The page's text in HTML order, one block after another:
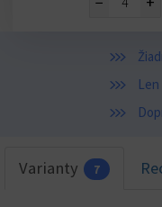
Varianty 7